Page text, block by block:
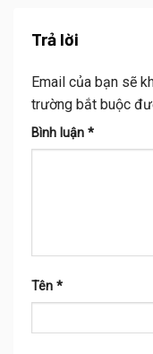
Trả lời
Email của bạn sẽ
trường bắt buộc
Bình luận *
Tên *